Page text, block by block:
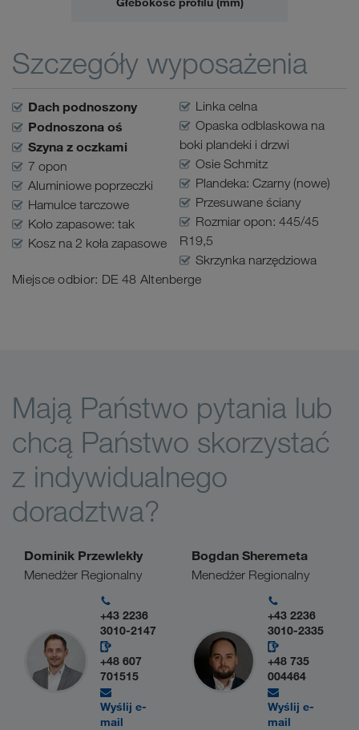
Szczegóły wyposażenia
Dach podnoszony
Podnoszona oś
Szyna z oczkami
7 opon
Aluminiowe poprzeczki
Hamulce tarczowe
Koło zapasowe: tak
Kosz na 2 koła zapasowe
Linka celna
Opaska odblaskowa na
boki plandeki i drzwi
Osie Schmitz
Plandeka: Czarny (nowe)
Przesuwane ściany
Rozmiar opon: 445/45
R19,5
Skrzynka narzędziowa
Miejsce odbior: DE 48 Altenberge
Mają Państwo pytania lub
chcą Państwo skorzystać
z indywidualnego
doradztwa?
Dominik Przewlekły
Menedżer Regionalny
+43 2236
3010-2147
+48 607
701515
Wyślij e-
mail
Bogdan Sheremeta
Menedżer Regionalny
+43 2236
3010-2335
+48 735
004464
Wyślij e-
mail